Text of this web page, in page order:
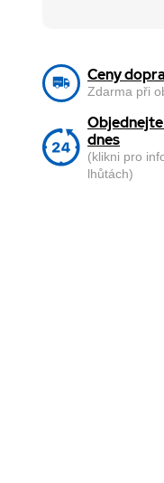
Ceny
Zdarma při
dnes
(klikni pro
lhůtách)